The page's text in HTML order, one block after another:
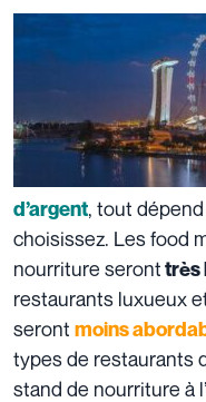
d’argent, tout
choisissez. Les food
nourriture seronttrès
restaurants luxueux
seront moins
types de restaurants
stand de nourriture à